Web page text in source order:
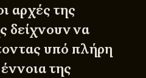
αρχές της
δείχνουν να
υπό πλήρη
της